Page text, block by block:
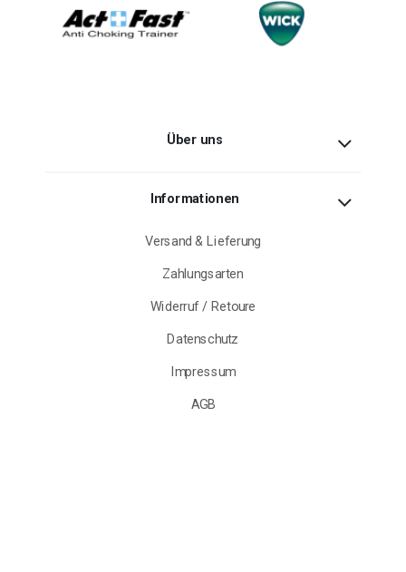
Über uns
Informationen
Versand & Lieferung
Zahlungsarten
Widerruf / Retoure
Datenschutz
Impressum
AGB